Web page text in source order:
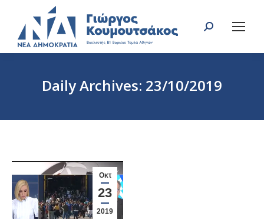
Search:
Daily Archives: 23/10/2019
Οκτ
23
2019